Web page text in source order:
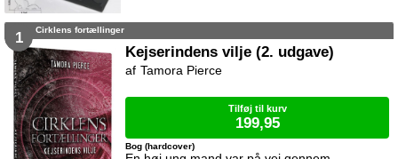
1 Cirklens fortællinger
Kejserindens vilje (2. udgave)
Bog (hardcover)
Tamora Pierce
Tilføj til kurv
199,95